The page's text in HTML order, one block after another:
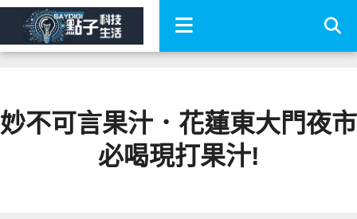
妙不可言果汁．花蓮東大門夜市
必喝現打果汁!